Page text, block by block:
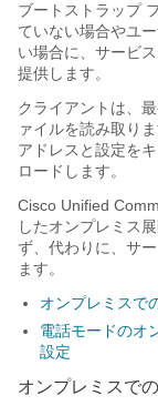
ブートストラップ
ていない場合やユ
い場合に、サービ
提供します。
クライアントは、
ァイルを読み取り
アドレスと設定を
ロードします。
Cisco Unified
したオンプレミス
ず、代わりに、サ
ます。
オンプレミスで
電話モードのオ
設定
オンプレミスで